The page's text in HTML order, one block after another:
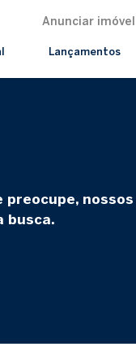
Anunciar imóvel
Lançamentos
preocupe,
busca.